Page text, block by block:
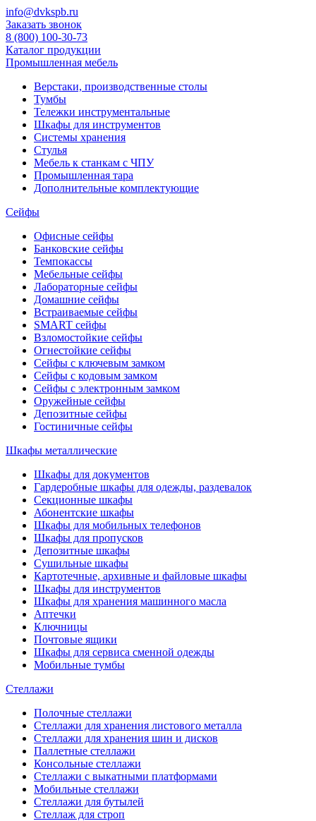
info@dvkspb.ru
Заказать звонок
8 (800) 100-30-73
Каталог продукции
Промышленная мебель
Верстаки, производственные столы
Тумбы
Тележки инструментальные
Шкафы для инструментов
Системы хранения
Стулья
Мебель к станкам с ЧПУ
Промышленная тара
Дополнительные комплектующие
Сейфы
Офисные сейфы
Банковские сейфы
Темпокассы
Мебельные сейфы
Лабораторные сейфы
Домашние сейфы
Встраиваемые сейфы
SMART сейфы
Взломостойкие сейфы
Огнестойкие сейфы
Сейфы с ключевым замком
Сейфы с кодовым замком
Сейфы с электронным замком
Оружейные сейфы
Депозитные сейфы
Гостиничные сейфы
Шкафы металлические
Шкафы для документов
Гардеробные шкафы для одежды, раздевалок
Секционные шкафы
Абонентские шкафы
Шкафы для мобильных телефонов
Шкафы для пропусков
Депозитные шкафы
Сушильные шкафы
Картотечные, архивные и файловые шкафы
Шкафы для инструментов
Шкафы для хранения машинного масла
Аптечки
Ключницы
Почтовые ящики
Шкафы для сервиса сменной одежды
Мобильные тумбы
Стеллажи
Полочные стеллажи
Стеллажи для хранения листового металла
Стеллажи для хранения шин и дисков
Паллетные стеллажи
Консольные стеллажи
Стеллажи с выкатными платформами
Мобильные стеллажи
Стеллажи для бутылей
Стеллаж для строп